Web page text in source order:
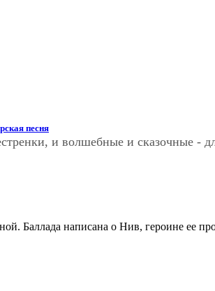
песня
и волшебные и сказочные -
Баллада написана о Нив, героине ее